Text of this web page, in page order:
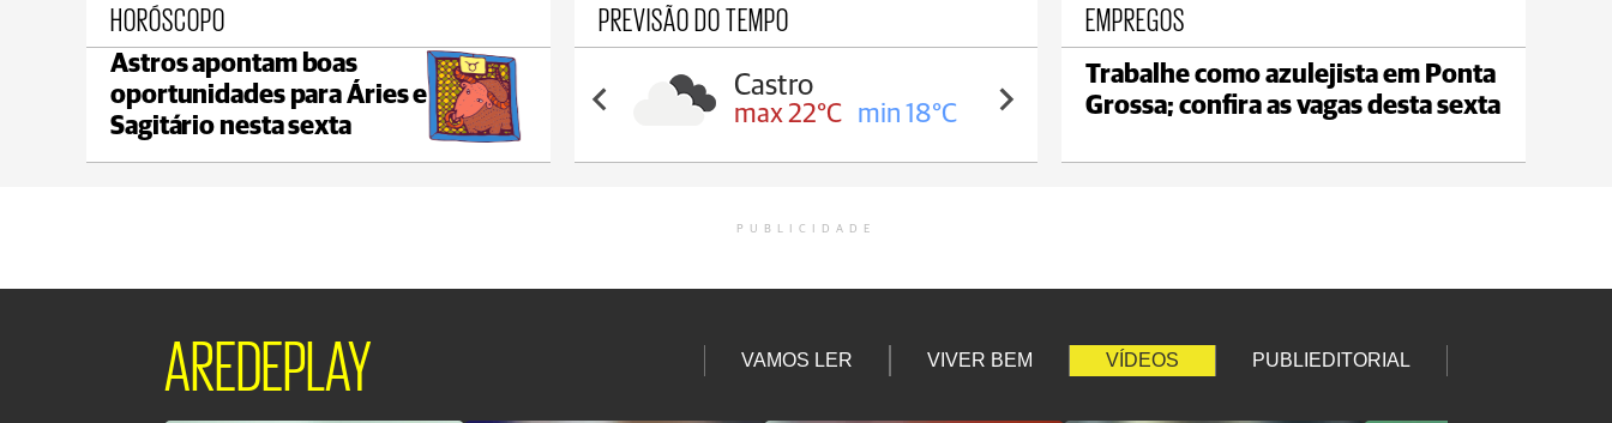
HORÓSCOPO
Astros apontam boas
oportunidades para Áries e
Sagitário nesta sexta
PREVISÃO DO TEMPO
Castro
max 22°C min 18°C
Carambeí
max 21°C min 18°C
Jaguariaíva
max 22°C min 19°C
EMPREGOS
Trabalhe como azulejista em Ponta
Grossa; confira as vagas desta sexta
PUBLICIDADE
AREDEPLAY VAMOS LER VIVER BEM VÍDEOS PUBLIEDITORIAL